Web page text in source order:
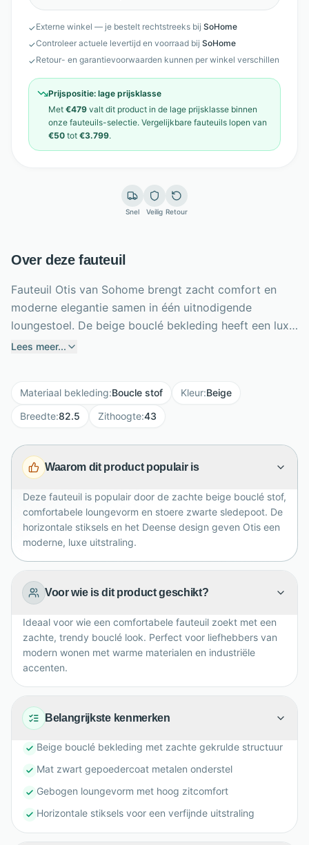
✓Externe winkel — je bestelt rechtstreeks bij SoHome
✓Controleer actuele levertijd en voorraad bij SoHome
✓Retour- en garantievoorwaarden kunnen per winkel verschillen
Prijspositie: lage prijsklasse
Met €479 valt dit product in de lage prijsklasse binnen
onze fauteuils-selectie. Vergelijkbare fauteuils lopen van
€50 tot €3.799.
Snel Veilig Retour
Over deze fauteuil
Fauteuil Otis van Sohome brengt zacht comfort en
moderne elegantie samen in één uitnodigende
loungestoel. De beige bouclé bekleding heeft een luxe
gekrulde structuur, voelt prettig zacht aan en geeft de
56 cm zit je heerlijk ontspannen. Het mat zwarte
gepoedercoate metalen onderstel met ruwe afwerking
Horizontale stiksels zorgen voor een verfijnd detail.
Met zijn royale afmetingen van 82,5 x 97 x 93 cm is
Lees meer...
Materiaal bekleding:Boucle stof Kleur:Beige
Breedte:82.5 Zithoogte:43
Waarom dit product populair is
Deze fauteuil is populair door de zachte beige bouclé stof,
comfortabele loungevorm en stoere zwarte sledepoot. De
horizontale stiksels en het Deense design geven Otis een
moderne, luxe uitstraling.
Voor wie is dit product geschikt?
Ideaal voor wie een comfortabele fauteuil zoekt met een
zachte, trendy bouclé look. Perfect voor liefhebbers van
modern wonen met warme materialen en industriële
accenten.
Belangrijkste kenmerken
Beige bouclé bekleding met zachte gekrulde structuur
Mat zwart gepoedercoat metalen onderstel
Gebogen loungevorm met hoog zitcomfort
Horizontale stiksels voor een verfijnde uitstraling